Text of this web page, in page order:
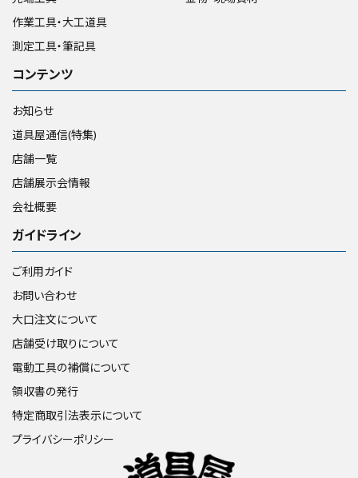
作業工具・大工道具
測定工具・筆記具
コンテンツ
お知らせ
道具屋通信(特集)
店舗一覧
店舗展示会情報
会社概要
ガイドライン
ご利用ガイド
お問い合わせ
大口注文について
店舗受け取りについて
電動工具の補償について
領収書の発行
特定商取引法表示について
プライバシーポリシー